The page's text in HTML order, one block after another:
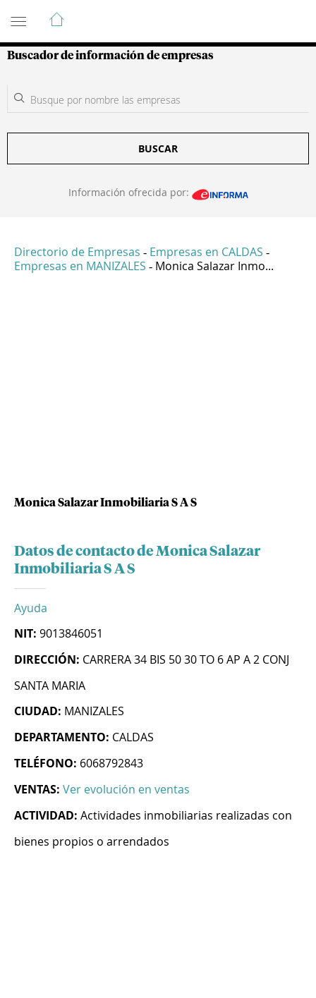
Guía de Empresas Colombianas
Buscador de información de empresas
BUSCAR
Información ofrecida por:
Directorio de Empresas - Empresas en CALDAS -
Empresas en MANIZALES - Monica Salazar Inmo...
Monica Salazar Inmobiliaria S A S
Datos de contacto de Monica Salazar
Inmobiliaria S A S
Ayuda
NIT: 9013846051
DIRECCIÓN: CARRERA 34 BIS 50 30 TO 6 AP A 2 CONJ
SANTA MARIA
CIUDAD: MANIZALES
DEPARTAMENTO: CALDAS
TELÉFONO: 6068792843
VENTAS: Ver evolución en ventas
ACTIVIDAD: Actividades inmobiliarias realizadas con
bienes propios o arrendados